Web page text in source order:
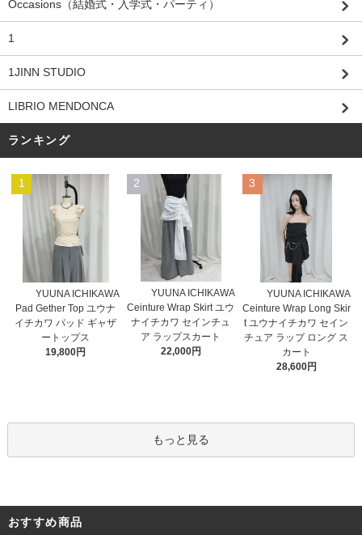
Occasions（結婚式・入学式・パーティ）
1
1JINN STUDIO
LIBRIO MENDONCA
ランキング
1
YUUNA ICHIKAWA
Pad Gether Top ユウナ
イチカワ パッド ギャザ
ートップス
19,800円
2
YUUNA ICHIKAWA
Ceinture Wrap Skirt ユウ
ナイチカワ セインチュ
ア ラップスカート
22,000円
3
YUUNA ICHIKAWA
Ceinture Wrap Long Skir
t ユウナイチカワ セイン
チュア ラップ ロング ス
カート
28,600円
もっと見る
おすすめ商品